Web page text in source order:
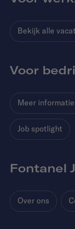
Bekijk alle
Voor
Meer informatie
Job spotlight
Fontanel
Over ons